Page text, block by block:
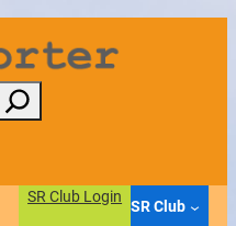
SR Club Login
SR Club